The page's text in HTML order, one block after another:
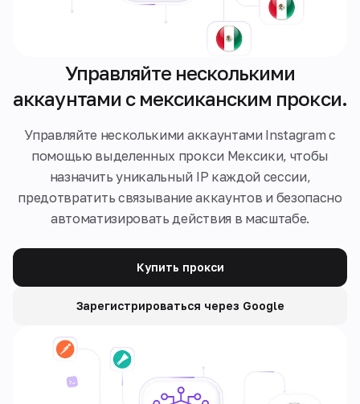
Управляйте несколькими
аккаунтами с мексиканским прокси.
Управляйте несколькими аккаунтами Instagram с
помощью выделенных прокси Мексики, чтобы
назначить уникальный IP каждой сессии,
предотвратить связывание аккаунтов и безопасно
автоматизировать действия в масштабе.
Купить прокси
Зарегистрироваться через Google